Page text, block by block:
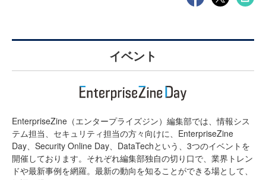
イベント
EnterpriseZine（エンタープライズジン）編集部では、情報シス
テム担当、セキュリティ担当の方々向けに、EnterpriseZine
Day、Security Online Day、DataTechという、3つのイベントを
開催しております。それぞれ編集部独自の切り口で、業界トレン
ドや最新事例を網羅。最新の動向を知ることができる場として、